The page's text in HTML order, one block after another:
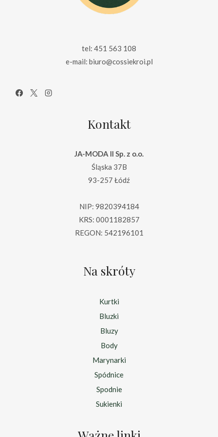
tel: 451 563 108
e-mail: biuro@cossiekroi.pl
Kontakt
JA-MODA II Sp. z o.o.
Śląska 37B
93-257 Łódź
NIP: 9820394184
KRS: 0001182857
REGON: 542196101
Na skróty
Kurtki
Bluzki
Bluzy
Body
Marynarki
Spódnice
Spodnie
Sukienki